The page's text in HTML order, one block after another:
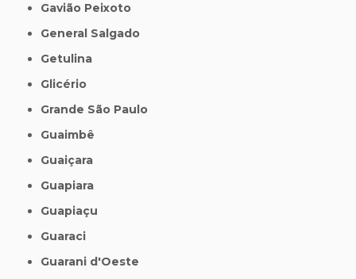
Gavião Peixoto
General Salgado
Getulina
Glicério
Grande São Paulo
Guaimbê
Guaiçara
Guapiara
Guapiaçu
Guaraci
Guarani d'Oeste